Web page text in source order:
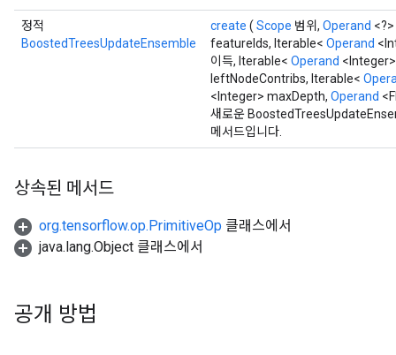
정적
BoostedTreesUpdateEnsemble
create ( Scope 범위, Operand
featureIds, Iterable< Operand
이득, Iterable< Operand
leftNodeContribs, Iterable<
<Integer> maxDepth, Operand
새로운
메서드입니다.
상속된 메서드
org.tensorflow.op.PrimitiveOp 클래스에서
java.lang.Object 클래스에서
공개 방법